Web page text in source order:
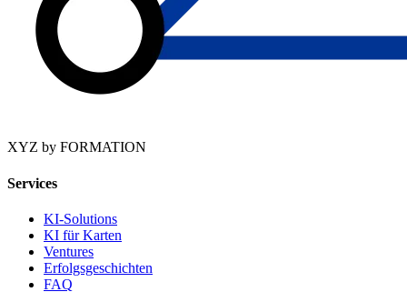
XYZ by FORMATION
Services
KI-Solutions
KI für Karten
Ventures
Erfolgsgeschichten
FAQ